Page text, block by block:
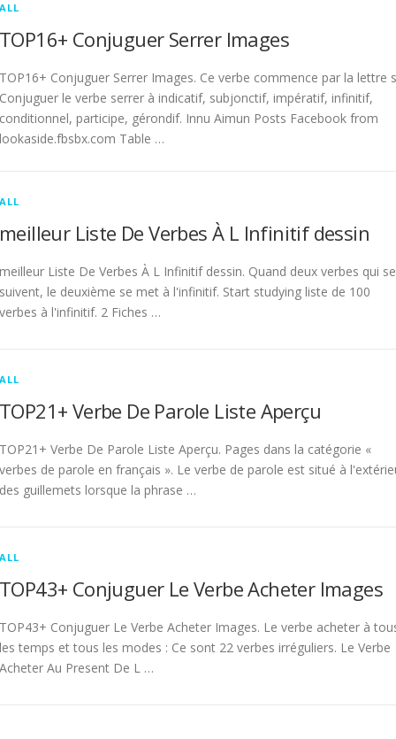
ALL
TOP16+ Conjuguer Serrer Images
TOP16+ Conjuguer Serrer Images. Ce verbe commence par la lettre
Conjuguer le verbe serrer à indicatif, subjonctif, impératif, infinitif,
conditionnel, participe, gérondif. Innu Aimun Posts Facebook from
lookaside.fbsbx.com Table …
ALL
meilleur Liste De Verbes À L Infinitif dessin
meilleur Liste De Verbes À L Infinitif dessin. Quand deux verbes qui se
suivent, le deuxième se met à l'infinitif. Start studying liste de 100
verbes à l'infinitif. 2 Fiches …
ALL
TOP21+ Verbe De Parole Liste Aperçu
TOP21+ Verbe De Parole Liste Aperçu. Pages dans la catégorie «
verbes de parole en français ». Le verbe de parole est situé à
des guillemets lorsque la phrase …
ALL
TOP43+ Conjuguer Le Verbe Acheter Images
TOP43+ Conjuguer Le Verbe Acheter Images. Le verbe acheter à
les temps et tous les modes : Ce sont 22 verbes irréguliers. Le Verbe
Acheter Au Present De L …